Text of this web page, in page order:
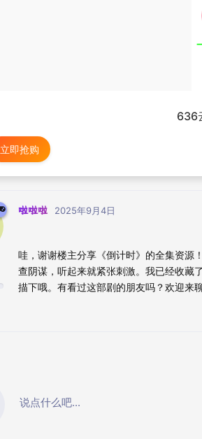
636
立即抢购
啦啦啦 2025年9月4日
哇，谢谢楼主分享《倒计时》的全集资源
查阴谋，听起来就紧张刺激。我已经收藏
描下哦。有看过这部剧的朋友吗？欢迎来
说点什么吧...